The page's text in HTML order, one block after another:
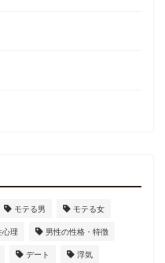
モテる男 モテる女
心理 男性の性格・特徴
デート 浮気